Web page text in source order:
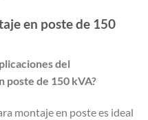
en poste de 150
del
poste de 150 kVA?
montaje en poste es ideal